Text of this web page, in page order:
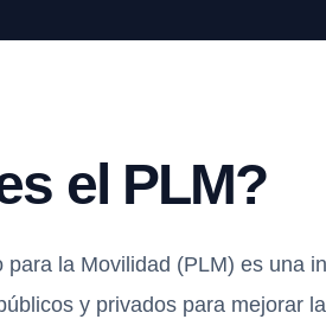
el PLM?
para la Movilidad (PLM) es una
y privados para mejorar